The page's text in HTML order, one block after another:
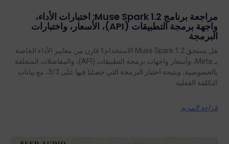
مراجعة برنامج Muse Spark 1.2: اختبارات الأداء،
واجهة برمجة التطبيقات (API)، الأسعار، واختبارات
البرمجة
هل يستحق Muse Spark 1.2 الاستخدام؟ قارن بين معايير الأداء الخاصة
بـ Meta، وأسعار واجهات برمجة التطبيقات (API)، والمفاضلات المتعلقة
بالخصوصية، ونتيجة اختبار البرمجة التي حصلنا فيها على 3/3، مع بيانات
التكلفة الفعلية.
قراءة المزيد